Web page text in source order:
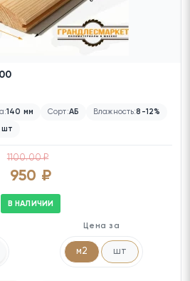
140 мм Сорт:АБ Влажность:8-12%
шт
1100.00 ₽
950 ₽
В НАЛИЧИИ
Цена за
м2 шт